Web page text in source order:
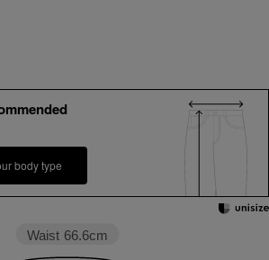
body type
Waist 66.6cm